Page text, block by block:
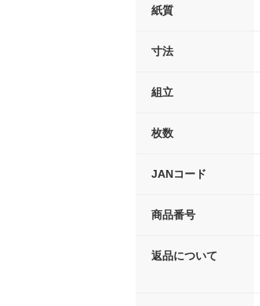
紙質
寸法
組立
枚数
JANコード
商品番号
返品について